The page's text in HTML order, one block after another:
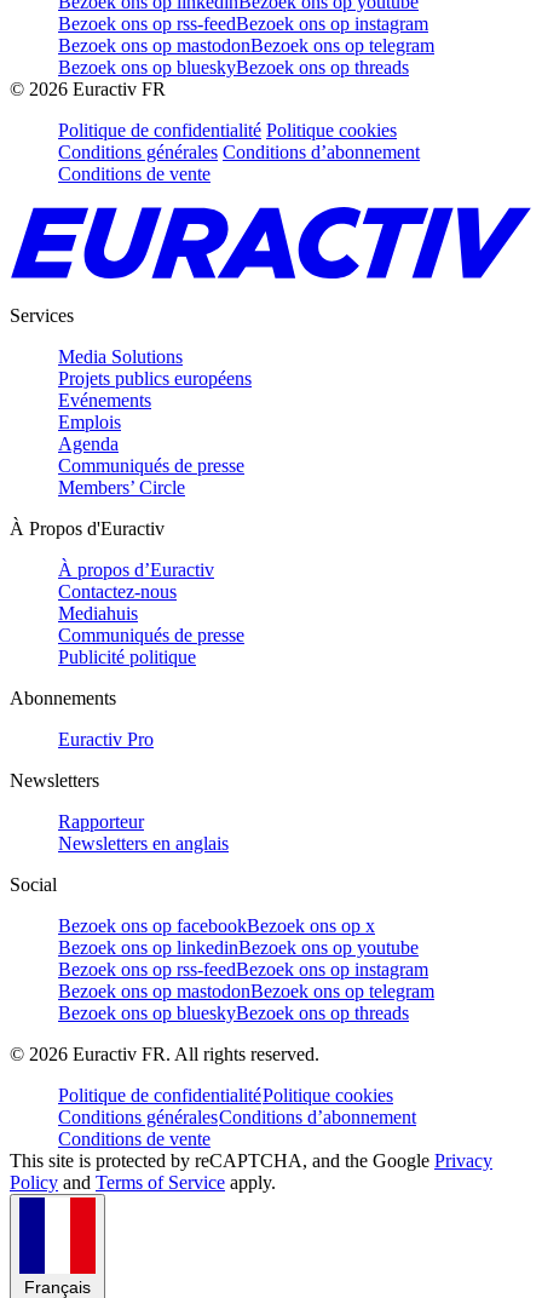
Bezoek ons op rss-feedBezoek ons op instagram
Bezoek ons op mastodonBezoek ons op telegram
Bezoek ons op blueskyBezoek ons op threads
© 2026 Euractiv FR
Politique de confidentialité Politique cookies
Conditions générales Conditions d’abonnement
Conditions de vente
Services
Media Solutions
Projets publics européens
Evénements
Emplois
Agenda
Communiqués de presse
Members’ Circle
À Propos d'Euractiv
À propos d’Euractiv
Contactez-nous
Mediahuis
Communiqués de presse
Publicité politique
Abonnements
Euractiv Pro
Newsletters
Rapporteur
Newsletters en anglais
Social
Bezoek ons op facebookBezoek ons op x
Bezoek ons op linkedinBezoek ons op youtube
Bezoek ons op rss-feedBezoek ons op instagram
Bezoek ons op mastodonBezoek ons op telegram
Bezoek ons op blueskyBezoek ons op threads
© 2026 Euractiv FR. All rights reserved.
Politique de confidentialitéPolitique cookies
Conditions généralesConditions d’abonnement
Conditions de vente
This site is protected by reCAPTCHA, and the Google Privacy
Policy and Terms of Service apply.
Français